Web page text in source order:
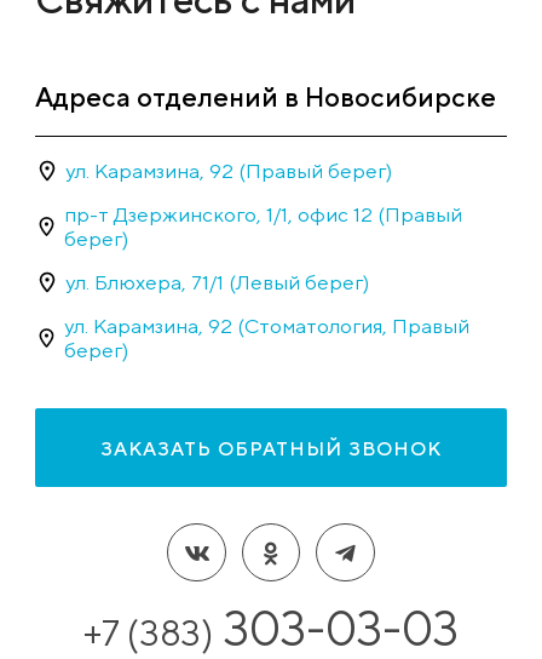
Адреса отделений в Новосибирске
ул. Карамзина, 92 (Правый берег)
пр-т Дзержинского, 1/1, офис 12 (Правый
берег)
ул. Блюхера, 71/1 (Левый берег)
ул. Карамзина, 92 (Стоматология, Правый
берег)
ЗАКАЗАТЬ ОБРАТНЫЙ ЗВОНОК
+7 (383) 303-03-03